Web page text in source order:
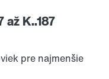
K..187
pre najmenšie